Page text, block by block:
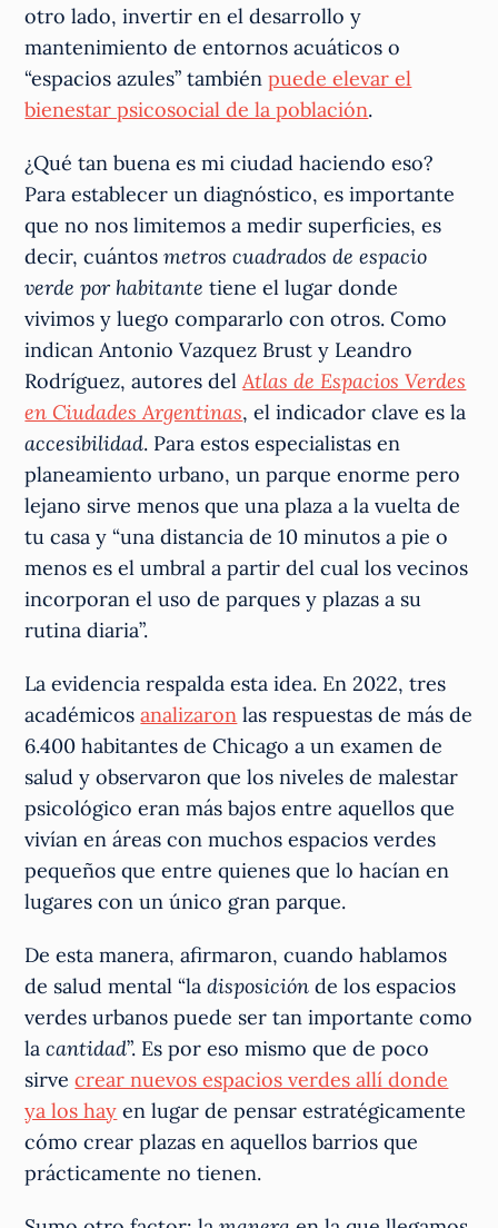
otro lado, invertir en el desarrollo y
mantenimiento de entornos acuáticos o
“espacios azules” tambiénpuede elevar el
bienestar psicosocial de la población.
¿Qué tan buena es mi ciudad haciendo eso?
Para establecer un diagnóstico, es importante
que no nos limitemos a medir superficies, es
decir, cuántosmetros cuadrados de espacio
verde por habitante tiene el lugar donde
vivimos y luego compararlo con otros. Como
indican Antonio Vazquez Brust y Leandro
Rodríguez, autores delAtlas de Espacios Verdes
en Ciudades Argentinas, el indicador clave es la
accesibilidad. Para estos especialistas en
planeamiento urbano, un parque enorme pero
lejano sirve menos que una plaza a la vuelta de
tu casa y “una distancia de 10 minutos a pie o
menos es el umbral a partir del cual los vecinos
incorporan el uso de parques y plazas a su
rutina diaria”.
La evidencia respalda esta idea. En 2022, tres
académicosanalizaron las respuestas de más de
6.400 habitantes de Chicago a un examen de
salud y observaron que los niveles de malestar
psicológico eran más bajos entre aquellos que
vivían en áreas con muchos espacios verdes
pequeños que entre quienes que lo hacían en
lugares con un único gran parque.
De esta manera, afirmaron, cuando hablamos
de salud mental “ladisposición de los espacios
verdes urbanos puede ser tan importante como
lacantidad”. Es por eso mismo que de poco
sirvecrear nuevos espacios verdes allí donde
ya los hay en lugar de pensar estratégicamente
cómo crear plazas en aquellos barrios que
prácticamente no tienen.